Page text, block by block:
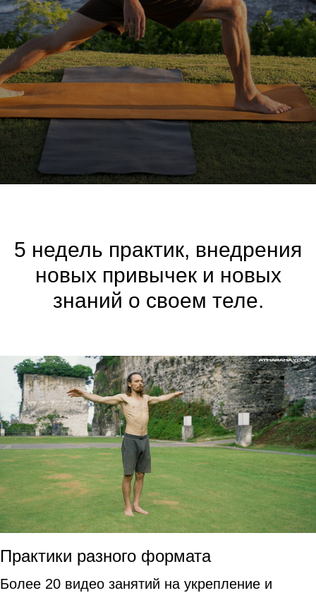
5 недель практик, внедрения
новых привычек и новых
знаний о своем теле.
Практики разного формата
Более 20 видео занятий на укрепление и